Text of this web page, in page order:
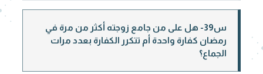
س39- هل على من جامع زوجته أكثر من مرة في
رمضان كفارة واحدة أم تتكرر الكفارة بعدد مرات
الجماع؟